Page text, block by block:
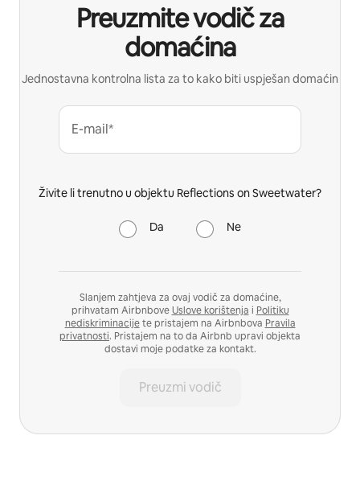
Preuzmite vodič za
domaćina
Jednostavna kontrolna lista za to kako biti uspješan domaćin
E-mail*
Živite li trenutno u objektu Reflections on Sweetwater?
Da Ne
Slanjem zahtjeva za ovaj vodič za domaćine,
prihvatam AirbnboveUslove korištenja i Politiku
nediskriminacijete pristajem na Airbnbova Pravila
privatnosti. Pristajem na to da Airbnb upravi objekta
dostavi moje podatke za kontakt.
Preuzmi vodič